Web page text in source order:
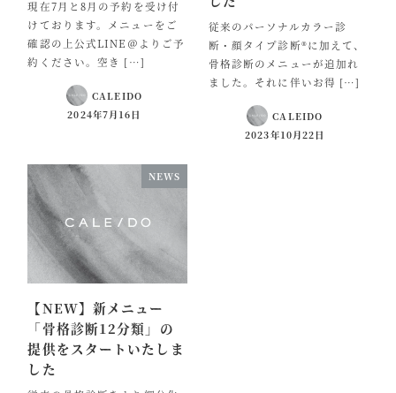
現在7月と8月の予約を受け付
けております。メニューをご
確認の上公式LINE＠よりご予
約ください。空き […]
CALEIDO
2024年7月16日
従来のパーソナルカラー診
断・顔タイプ診断®に加えて、
骨格診断のメニューが追加れ
ました。それに伴いお得 […]
CALEIDO
2023年10月22日
NEWS
【NEW】新メニュー
「骨格診断12分類」の
提供をスタートいたしま
した